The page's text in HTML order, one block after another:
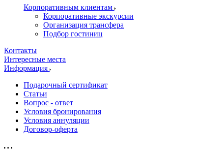
Корпоративным клиентам
Корпоративные экскурсии
Организация трансфера
Подбор гостиниц
Контакты
Интересные места
Информация
Подарочный сертификат
Статьи
Вопрос - ответ
Условия бронирования
Условия аннуляции
Договор-оферта